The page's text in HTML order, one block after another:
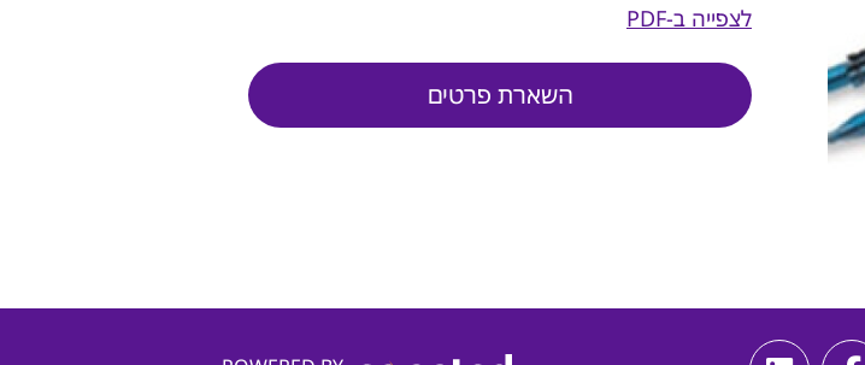
לצפייה ב-PDF
השארת פרטים